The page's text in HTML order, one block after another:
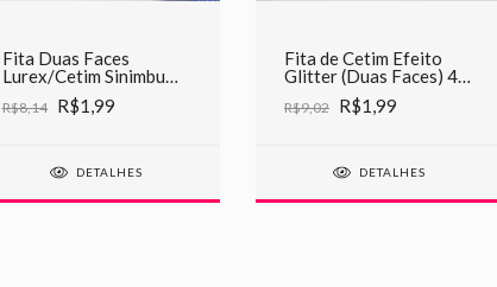
Fita Duas Faces
Lurex/Cetim Sinimbu
C07 Royal
R$8,14 R$1,99
DETALHES
Fita de Cetim Efeito
Glitter (Duas Faces) 45
R$9,02 R$1,99
DETALHES